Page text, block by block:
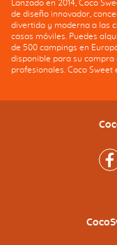
Lanzado en 2014, Coco
de diseño innovador,
divertida y moderna a las
casas móviles. Puedes
de 500 campings en
disponible para su compra
profesionales. Coco Sweet